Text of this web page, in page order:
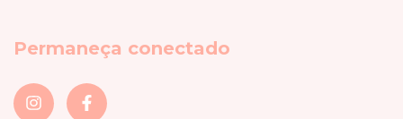
Permaneça conectado